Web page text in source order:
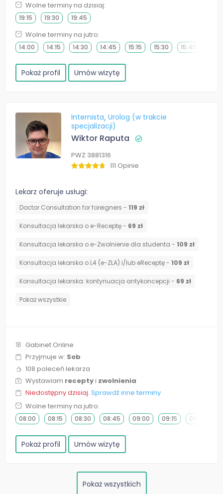
Wolne terminy na dzisiaj:
19:15 19:30 19:45
Wolne terminy na jutro:
14:00 14:15 14:30 14:45 15:15 15:30 15:45
Pokaż profil Umów wizytę
Internista Urolog (w trakcie
specjalizacji)
Wiktor Raputa
PWZ 3881316
111 Opinie
Lekarz oferuje usługi:
Doctor Consultation for foreigners - 119 zł
Konsultacja lekarska o e-Receptę - 69 zł
Konsultacja lekarska o e-Zwolnienie dla studenta - 109 zł
Konsultacja lekarska o L4 (e-ZLA) i/lub eReceptę - 109 zł
⁠Konsultacja lekarska: kontynuacja antykoncepcji - 69 zł
Pokaż wszystkie
Gabinet Online
Przyjmuje w: Sob
108 poleceń lekarza
Wystawiam receptyi zwolnienia
Niedostępny dzisiaj. Sprawdź inne terminy
Wolne terminy na jutro:
08:00 08:15 08:30 08:45 09:00 09:15 09:30
Pokaż profil Umów wizytę
Pokaż wszystkich